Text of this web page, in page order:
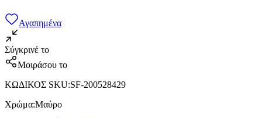
Αγαπημένα
Σύγκρινέ το
Μοιράσου το
ΚΩΔΙΚΟΣ SKU:SF-200528429
Χρώμα:Μαύρο